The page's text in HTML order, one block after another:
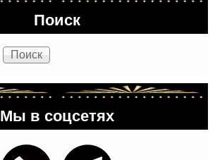
Поиск
Мы в соцсетях